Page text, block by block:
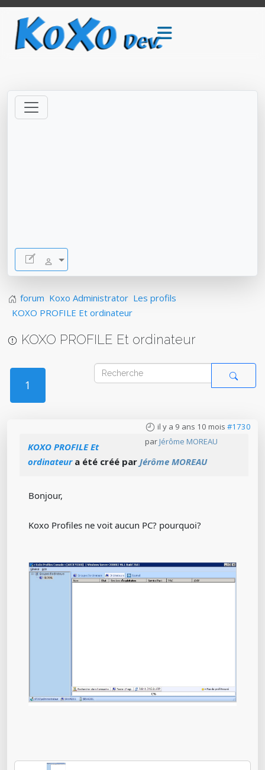
forum Koxo Administrator Les profils
KOXO PROFILE Et ordinateur
KOXO PROFILE Et ordinateur
1
il y a 9 ans 10 mois #1730
par Jérôme MOREAU
KOXO PROFILE Et
ordinateura été créé par Jérôme MOREAU
Bonjour,
Koxo Profiles ne voit aucun PC? pourquoi?